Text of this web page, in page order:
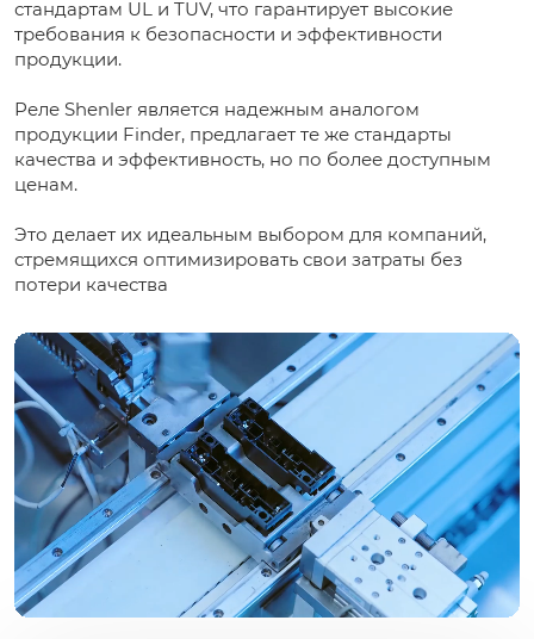
стандартам UL и TUV, что гарантирует высокие
требования к безопасности и эффективности
продукции.
Реле Shenler является надежным аналогом
продукции Finder, предлагает те же стандарты
качества и эффективность, но по более доступным
ценам.
Это делает их идеальным выбором для компаний,
стремящихся оптимизировать свои затраты без
потери качества